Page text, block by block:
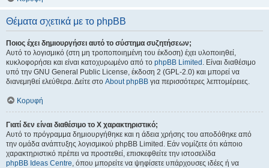
Θέματα σχετικά με το phpBB
Ποιος έχει δημιουργήσει αυτό το σύστημα συζητήσεων;
Αυτό το λογισμικό (στη μη τροποποιημένη του έκδοση) έχει υλοποιηθεί,
κυκλοφορήσει και είναι κατοχυρωμένο από το phpBB Limited . Είναι διαθέσιμο
υπό την GNU General Public License, έκδοση 2 (GPL-2.0) και μπορεί να
διανεμηθεί ελεύθερα. Δείτε στο About phpBB για περισσότερες λεπτομέρειες.
Κορυφή
Γιατί δεν είναι διαθέσιμο το Χ χαρακτηριστικό;
Αυτό το πρόγραμμα δημιουργήθηκε και η άδεια χρήσης του αποδόθηκε από
την ομάδα ανάπτυξης λογισμικού phpBB Limited. Εάν νομίζετε ότι κάποιο
χαρακτηριστικό πρέπει να προστεθεί, επισκεφθείτε την ιστοσελίδα
phpBB Ideas Centre, όπου μπορείτε να ψηφίσετε υπάρχουσες ιδέες ή να